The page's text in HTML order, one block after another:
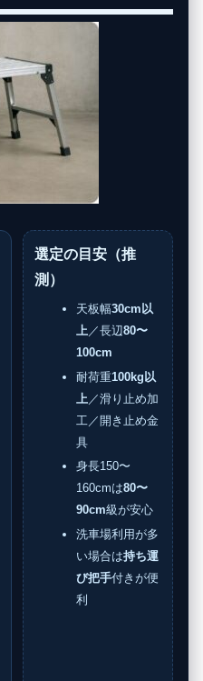
選定の目安（推
測）
天板幅30cm以
上／長辺80〜
100cm
耐荷重100kg以
上 ／滑り止め加
工／開き止め金
具
身長150〜
160cmは80〜
90cm級が安心
洗車場利用が多
い場合は持ち運
び把手付きが便
利